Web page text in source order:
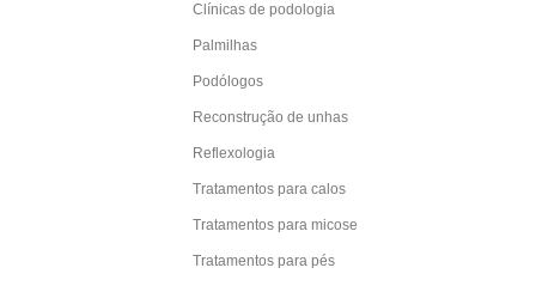
Clínicas de podologia
Palmilhas
Podólogos
Reconstrução de unhas
Reflexologia
Tratamentos para calos
Tratamentos para micose
Tratamentos para pés